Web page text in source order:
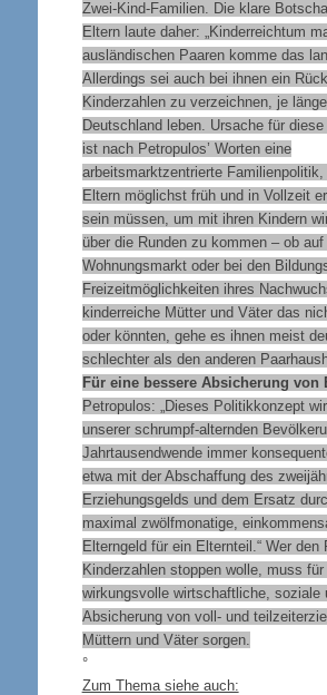
Zwei-Kind-Familien. Die klare
Eltern laute daher: „Kinderreichtum
ausländischen Paaren komme das
Allerdings sei auch bei ihnen ein
Kinderzahlen zu verzeichnen, je
Deutschland leben. Ursache für
ist nach Petropulos’ Worten eine
arbeitsmarktzentrierte Familienpolitik,
Eltern möglichst früh und in Vollzeit
sein müssen, um mit ihren Kindern
über die Runden zu kommen – ob auf
Wohnungsmarkt oder bei den
Freizeitmöglichkeiten ihres
kinderreiche Mütter und Väter das
oder könnten, gehe es ihnen meist
schlechter als den anderen
Für eine bessere Absicherung von
Petropulos: „Dieses Politikkonzept
unserer schrumpf-alternden
Jahrtausendwende immer
etwa mit der Abschaffung des
Erziehungsgelds und dem Ersatz
maximal zwölfmonatige,
Elterngeld für ein Elternteil.“ Wer den
Kinderzahlen stoppen wolle, muss für
wirkungsvolle wirtschaftliche, soziale
Absicherung von voll- und
Müttern und Väter sorgen.
°
Zum Thema siehe auch: